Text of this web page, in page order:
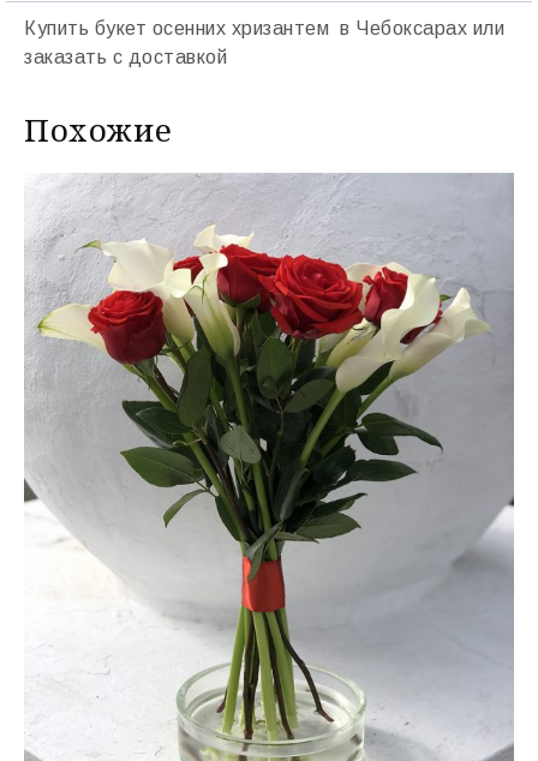
Купить букет осенних хризантем в Чебоксарах или
заказать с доставкой
Похожие